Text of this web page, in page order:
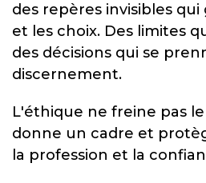
des repères invisibles
et les choix. Des limites
des décisions qui se
discernement.
L'éthique ne freine pas le
donne un cadre et
la profession et la